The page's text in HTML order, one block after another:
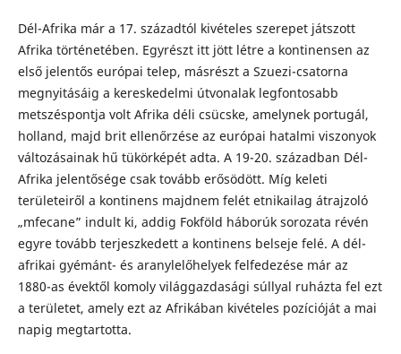
Dél-Afrika már a 17. századtól kivételes szerepet játszott
Afrika történetében. Egyrészt itt jött létre a kontinensen az
első jelentős európai telep, másrészt a Szuezi-csatorna
megnyitásáig a kereskedelmi útvonalak legfontosabb
metszéspontja volt Afrika déli csücske, amelynek portugál,
holland, majd brit ellenőrzése az európai hatalmi viszonyok
változásainak hű tükörképét adta. A 19-20. században Dél-
Afrika jelentősége csak tovább erősödött. Míg keleti
területeiről a kontinens majdnem felét etnikailag átrajzoló
„mfecane” indult ki, addig Fokföld háborúk sorozata révén
egyre tovább terjeszkedett a kontinens belseje felé. A dél-
afrikai gyémánt- és aranylelőhelyek felfedezése már az
1880-as évektől komoly világgazdasági súllyal ruházta fel ezt
a területet, amely ezt az Afrikában kivételes pozícióját a mai
napig megtartotta.